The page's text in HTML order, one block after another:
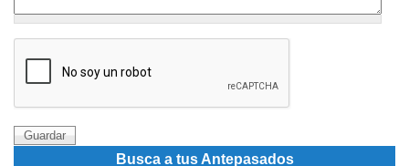
Busca a tus Antepasados